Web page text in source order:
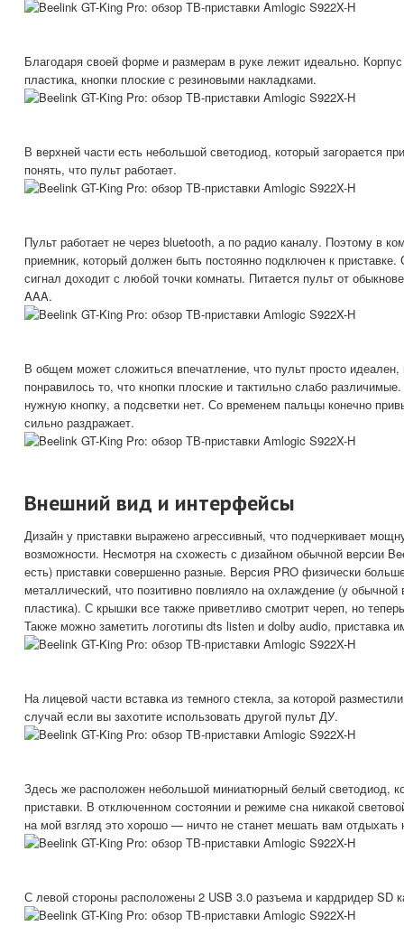
Благодаря своей форме и размерам в руке лежит идеально. Корпус
пластика, кнопки плоские с резиновыми накладками.
В верхней части есть небольшой светодиод, который загорается
понять, что пульт работает.
Пульт работает не через bluetooth, а по радио каналу. Поэтому в
приемник, который должен быть постоянно подключен к
сигнал доходит с любой точки комнаты. Питается пульт от
AAA.
В общем может сложиться впечатление, что пульт просто
понравилось то, что кнопки плоские и тактильно слабо
нужную кнопку, а подсветки нет. Со временем пальцы конечно
сильно раздражает.
Внешний вид и интерфейсы
Дизайн у приставки выражено агрессивный, что подчеркивает
возможности. Несмотря на схожесть с дизайном обычной версии
есть) приставки совершенно разные. Версия PRO физически
металлический, что позитивно повлияло на охлаждение (у
пластика). С крышки все также приветливо смотрит череп, но
Также можно заметить логотипы dts listen и dolby audio, приставка
На лицевой части вставка из темного стекла, за которой
случай если вы захотите использовать другой пульт ДУ.
Здесь же расположен небольшой миниатюрный белый светодиод,
приставки. В отключенном состоянии и режиме сна никакой
на мой взгляд это хорошо — ничто не станет мешать вам отдыхать
С левой стороны расположены 2 USB 3.0 разъема и кардридер SD